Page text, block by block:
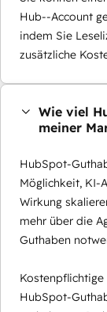
Hub--Account
indem Sie
zusätzliche
Wie viel
meiner
HubSpot-
Möglichkeit, KI-
Wirkung
mehr über die
Guthaben
HubSpot-